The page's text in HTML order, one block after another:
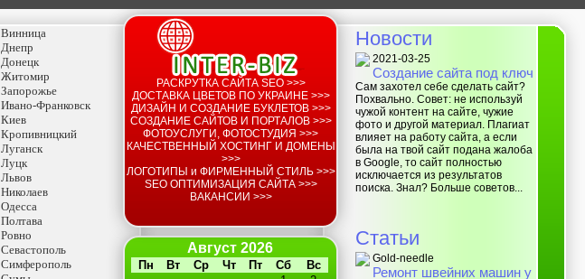
Винница
Днепр
Донецк
Житомир
Запорожье
Ивано-Франковск
Киев
Кропивницкий
Луганск
Луцк
Львов
Николаев
Одесса
Полтава
Ровно
Севастополь
Симферополь
РАСКРУТКА САЙТА SEO >>>
ДОСТАВКА ЦВЕТОВ ПО УКРАИНЕ >>>
ДИЗАЙН И СОЗДАНИЕ БУКЛЕТОВ >>>
СОЗДАНИЕ САЙТОВ И ПОРТАЛОВ >>>
ФОТОУСЛУГИ, ФОТОСТУДИЯ >>>
КАЧЕСТВЕННЫЙ ХОСТИНГ И ДОМЕНЫ
>>>
ЛОГОТИПЫ и ФИРМЕННЫЙ СТИЛЬ >>>
SEO ОПТИМИЗАЦИЯ САЙТА >>>
ВАКАНСИИ >>>
Август 2026
Пн Вт Ср Чт Пт Сб
Вс
Новости
2021-03-25
Создание сайта под ключ
Сам захотел себе сделать сайт?
Похвально. Совет: не используй
чужой контент на сайте, чужие
фото и другой материал. Плагиат
влияет на работу сайта, а если
была на твой сайт подана жалоба
в Google, то сайт полностью
исключается из результатов
поиска. Знал? Больше советов...
Статьи
Gold-needle
Ремонт швейних машин у